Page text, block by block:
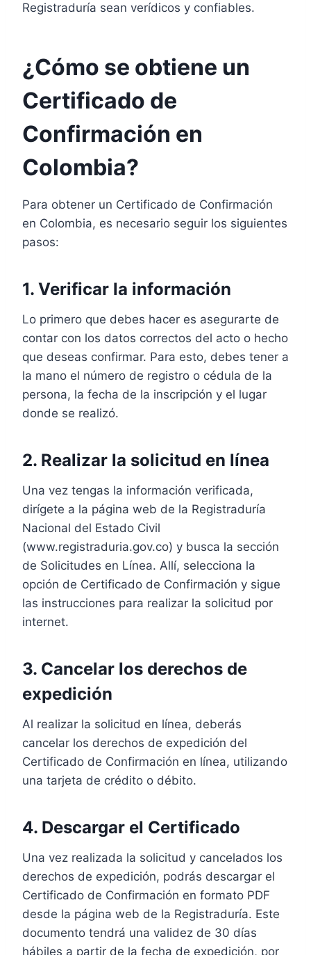
Registraduría sean verídicos y confiables.
¿Cómo se obtiene un
Certificado de
Confirmación en
Colombia?
Para obtener un Certificado de Confirmación
en Colombia, es necesario seguir los siguientes
pasos:
1. Verificar la información
Lo primero que debes hacer es asegurarte de
contar con los datos correctos del acto o hecho
que deseas confirmar. Para esto, debes tener a
la mano el número de registro o cédula de la
persona, la fecha de la inscripción y el lugar
donde se realizó.
2. Realizar la solicitud en línea
Una vez tengas la información verificada,
dirígete a la página web de la Registraduría
Nacional del Estado Civil
(www.registraduria.gov.co) y busca la sección
de Solicitudes en Línea. Allí, selecciona la
opción de Certificado de Confirmación y sigue
las instrucciones para realizar la solicitud por
internet.
3. Cancelar los derechos de
expedición
Al realizar la solicitud en línea, deberás
cancelar los derechos de expedición del
Certificado de Confirmación en línea, utilizando
una tarjeta de crédito o débito.
4. Descargar el Certificado
Una vez realizada la solicitud y cancelados los
derechos de expedición, podrás descargar el
Certificado de Confirmación en formato PDF
desde la página web de la Registraduría. Este
documento tendrá una validez de 30 días
hábiles a partir de la fecha de expedición, por